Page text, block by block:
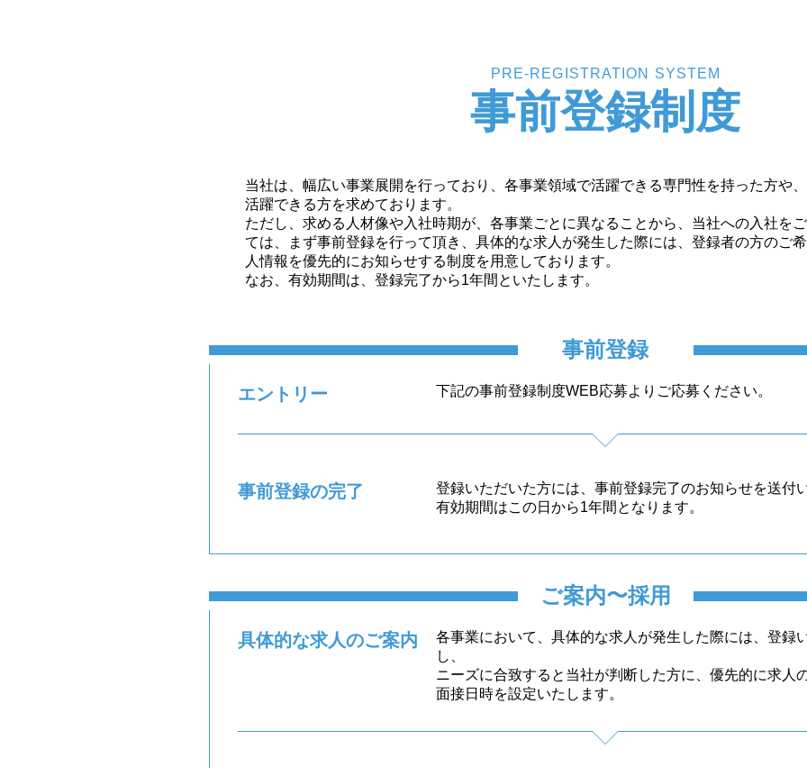
PRE-REGISTRATION SYSTEM
事前登録制度
当社は、幅広い事業展開を行っており、各事業領域で活躍できる専門性を持った方や
活躍できる方を求めております。
ただし、求める人材像や入社時期が、各事業ごとに異なることから、当社への入社を
ては、まず事前登録を行って頂き、具体的な求人が発生した際には、登録者の方のご
人情報を優先的にお知らせする制度を用意しております。
なお、有効期間は、登録完了から1年間といたします。
事前登録
エントリー 下記の事前登録制度WEB応募より ご応募ください。
事前登録の完了
登録いただいた方には、事前登録完了のお知らせを送付
有効期間はこの日から1年間となります。
ご案内〜採用
具体的な求人のご案内
各事業において、具体的な求人が発生した際には、登録
し、
ニーズに合致すると当社が判断した方に、優先的に求人
面接日時を設定いたします。